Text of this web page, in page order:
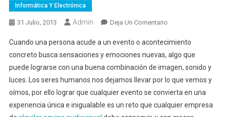
Informática Y Electrónica
31 Julio, 2013 Admin Deja Un ComentarioEn
De
Equipos
Audiovisuales
Para
Tus
Eventos
Cuando una persona acude a un evento o acontecimiento
concreto busca sensaciones y emociones nuevas, algo que
puede lograrse con una buena combinación de imagen, sonido y
luces. Los seres humanos nos dejamos llevar por lo que vemos y
oímos, por ello lograr que cualquier evento se convierta en una
experiencia única e inigualable es un reto que cualquier empresa